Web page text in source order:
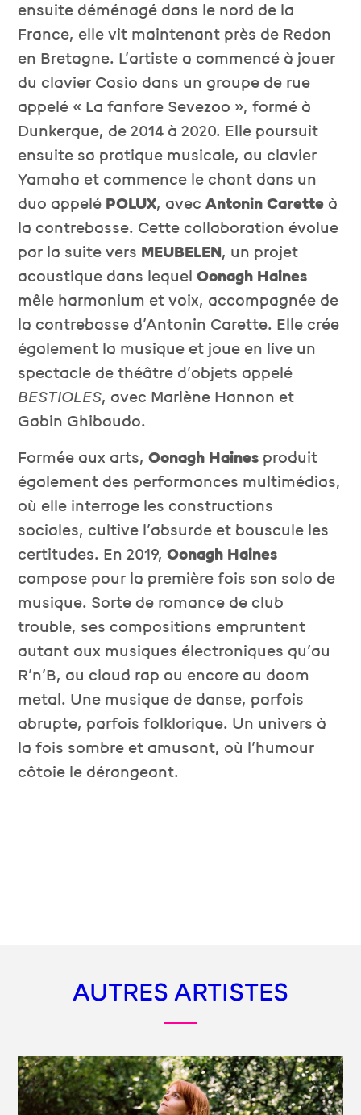
ensuite déménagé dans le nord de la
France, elle vit maintenant près de Redon
en Bretagne. L’artiste a commencé à jouer
du clavier Casio dans un groupe de rue
appelé « La fanfare Sevezoo », formé à
Dunkerque, de 2014 à 2020. Elle poursuit
ensuite sa pratique musicale, au clavier
Yamaha et commence le chant dans un
duo appelé POLUX, avecAntonin Carette à
la contrebasse. Cette collaboration évolue
par la suite vers MEUBELEN, un projet
acoustique dans lequelOonagh Haines
mêle harmonium et voix, accompagnée de
la contrebasse d’Antonin Carette. Elle crée
également la musique et joue en live un
spectacle de théâtre d’objets appelé
BESTIOLES, avec Marlène Hannon et
Gabin Ghibaudo.
Formée aux arts,Oonagh Haines produit
également des performances multimédias,
où elle interroge les constructions
sociales, cultive l’absurde et bouscule les
certitudes. En 2019,Oonagh Haines
compose pour la première fois son solo de
musique. Sorte de romance de club
trouble, ses compositions empruntent
autant aux musiques électroniques qu’au
R’n’B, au cloud rap ou encore au doom
metal. Une musique de danse, parfois
abrupte, parfois folklorique. Un univers à
la fois sombre et amusant, où l’humour
côtoie le dérangeant.
AUTRES ARTISTES